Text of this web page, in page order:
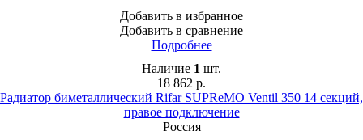
Добавить в избранное
Добавить в сравнение
Подробнее
Наличие 1 шт.
18 862 р.
Радиатор биметаллический Rifar SUPReMO Ventil 350 14 секций,
правое подключение
Россия